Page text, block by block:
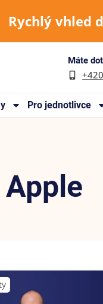
Rychlý vhled
Máte
Pro jednotlivce